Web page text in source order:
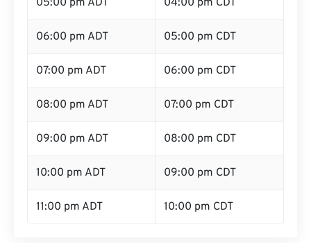
05:00 pm ADT 04:00 pm CDT
06:00 pm ADT 05:00 pm CDT
07:00 pm ADT 06:00 pm CDT
08:00 pm ADT 07:00 pm CDT
09:00 pm ADT 08:00 pm CDT
10:00 pm ADT 09:00 pm CDT
11:00 pm ADT 10:00 pm CDT